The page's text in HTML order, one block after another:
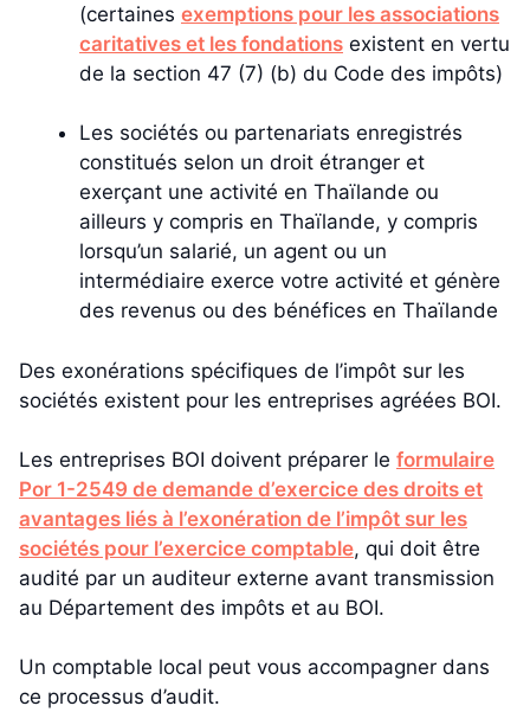
(certaines exemptions pour les associations
caritatives et les fondations existent en vertu
de la section 47 (7) (b) du Code des impôts)
Les sociétés ou partenariats enregistrés
constitués selon un droit étranger et
exerçant une activité en Thaïlande ou
ailleurs y compris en Thaïlande, y compris
lorsqu’un salarié, un agent ou un
intermédiaire exerce votre activité et génère
des revenus ou des bénéfices en Thaïlande
Des exonérations spécifiques de l’impôt sur les
sociétés existent pour les entreprises agréées BOI.
Les entreprises BOI doivent préparer le formulaire
Por 1-2549 de demande d’exercice des droits et
avantages liés à l’exonération de l’impôt sur les
sociétés pour l’exercice comptable, qui doit être
audité par un auditeur externe avant transmission
au Département des impôts et au BOI.
Un comptable local peut vous accompagner dans
ce processus d’audit.